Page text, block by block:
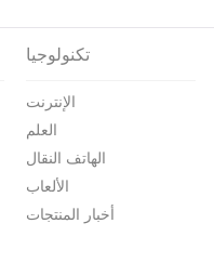
تكنولوجيا
الإنترنت
العلم
الهاتف النقال
الألعاب
أخبار المنتجات